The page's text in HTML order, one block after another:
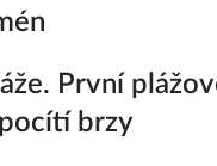
První
brzy